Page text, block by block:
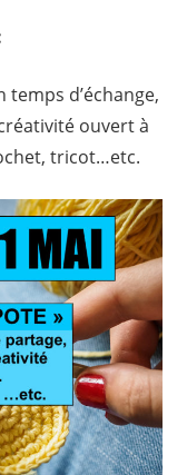
temps d’échange,
ouvert à
tricot…etc.